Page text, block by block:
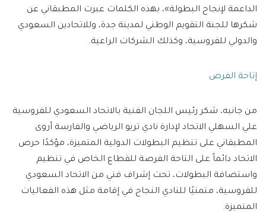
الداعمة لإنجاح البطولة»، بهذه الكلمات عبرت المطبقاني عن
شكرها للجنة التقويم الوطني لمدينة جدة، وللاتحادين السعودي
والدولي للفروسية، وكذلك الشركات الراعية.
إتاحة الفرص
من جانبه، شكر رئيس اللجان الفنية بالاتحاد السعودي للفروسية
علي السهلي الاتحاد لإدارة نادي تريو الرياضي والفارسة أروى
المطبقاني على تنظيم البطولات الدولية المتميزة، مؤكدًا حرص
الاتحاد دائماً على التاحة الفرصة للقطاع الخاص في تنظيم
واستضافة البطولات، تحت إشراف فني من الاتحاد السعودي
للفروسية، متمنيًا للنادي النجاح في إقامة مثل هذه الفعاليات
المتميزة.